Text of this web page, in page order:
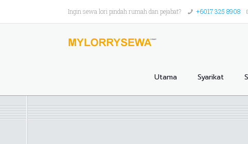
Ingin sewa lori pindah rumah dan pejabat? +6017 325 8908
Utama Syarikat